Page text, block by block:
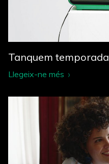
Tanquem temporada
Llegeix-ne més